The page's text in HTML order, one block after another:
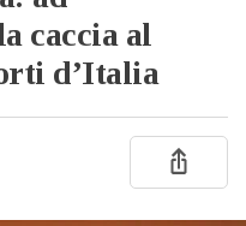
caccia al
d’Italia